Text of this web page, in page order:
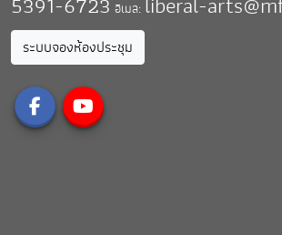
อีเมล:
ระบบจองห้องประชุม